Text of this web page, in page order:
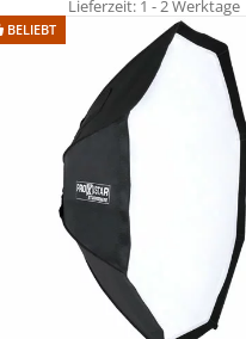
Lieferzeit: 1 - 2 Werktage
BELIEBT